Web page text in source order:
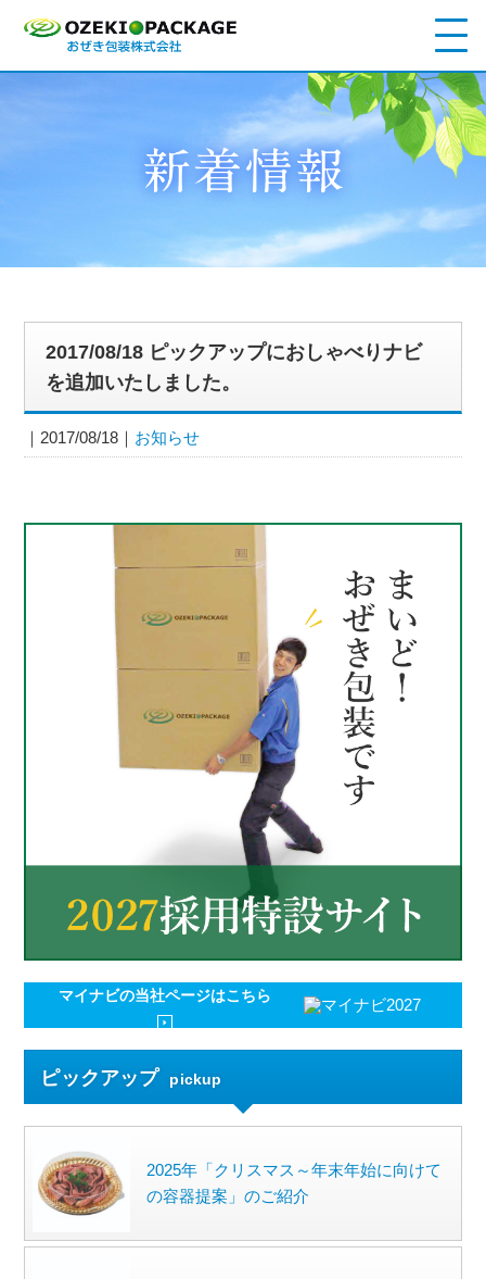
2017/08/18 ピックアップにおしゃべりナビ
を追加いたしました。
2017/08/18 お知らせ
マイナビの当社ページはこちら
ピックアップ pickup
2025年「クリスマス～年末年始に向けて
の容器提案」のご紹介